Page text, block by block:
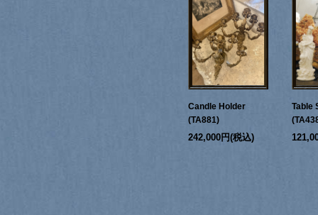
Candle Holder
(TA881)
242,000円(税込)
Table